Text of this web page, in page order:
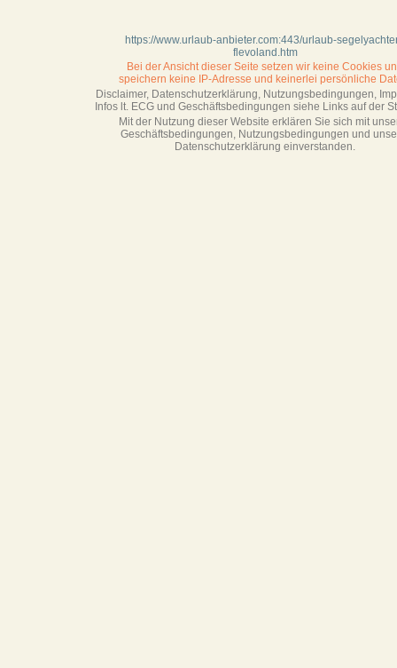
https://www.urlaub-anbieter.com:443/urlaub-
flevoland.htm
Bei der Ansicht dieser Seite setzen wir keine Cookies
speichern keine IP-Adresse und keinerlei persönliche
Disclaimer, Datenschutzerklärung, Nutzungsbedingungen,
Infos lt. ECG und Geschäftsbedingungen siehe Links auf der
Mit der Nutzung dieser Website erklären Sie sich mit
Geschäftsbedin­gungen, Nutzungsbedingungen und
Datenschutzerklärung einverstanden.